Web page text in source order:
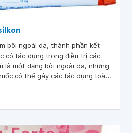
bôi ngoài da, thành phần kết
có tác dụng trong điều trị các
là một dạng bôi ngoài da, nhưng
có thể gây các tác dụng toàn